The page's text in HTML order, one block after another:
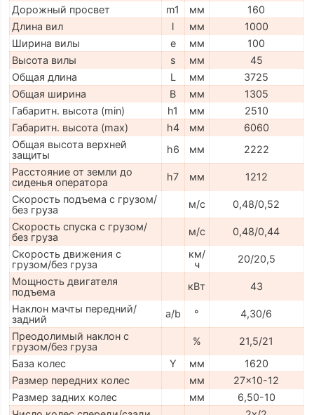
Дорожный просвет
m1 мм
160
Длина вил
l мм
1000
Ширина вилы
e мм
100
Высота вилы
s мм
45
Общая длина
L мм
3725
Общая ширина
B мм
1305
Габаритн. высота (min)
h1 мм
2510
Габаритн. высота (max)
h4 мм
6060
Общая высота верхней
защиты
h6 мм
2222
Расстояние от земли до
сиденья оператора
h7 мм
1212
Скорость подъема с грузом/
без груза
м/с
0,48/0,52
Скорость спуска с грузом/
без груза
м/с
0,48/0,44
Скорость движения с
грузом/без груза
км/
ч
20/20,5
Мощность двигателя
подъема
кВт
43
Наклон мачты передний/
задний
a/b °
4,30/6
Преодолимый наклон с
грузом/без груза
%
21,5/21
База колес
Y мм
1620
Размер передних колес
мм
27x10-12
Размер задних колес
мм
6,50-10